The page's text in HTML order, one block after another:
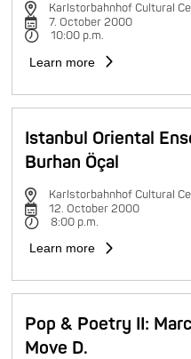
Karlstorbahnhof Cultural
7. October 2000
10:00 p.m.
Learn more
Istanbul Oriental
Burhan Öçal
Karlstorbahnhof Cultural
12. October 2000
8:00 p.m.
Learn more
Pop & Poetry II:
Move D.